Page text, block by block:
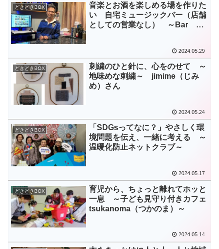
どきどきBOX
音楽とお酒を楽しめる場を作りた
い 自宅ミュージックバー（店舗
としての営業なし） ～Bar
2024.05.29
どきどきBOX
刺繍のひと針に、心をのせて ～
地味めな刺繍～ jimime（じみ
め）さん
2024.05.24
どきどきBOX
「SDGsってなに？」やさしく環
境問題を伝え、一緒に考える ～
温暖化防止ネットクラブ～
2024.05.17
どきどきBOX
育児から、ちょっと離れてホッと
一息 ～子ども見守り付きカフェ
tsukanoma（つかのま）～
2024.05.14